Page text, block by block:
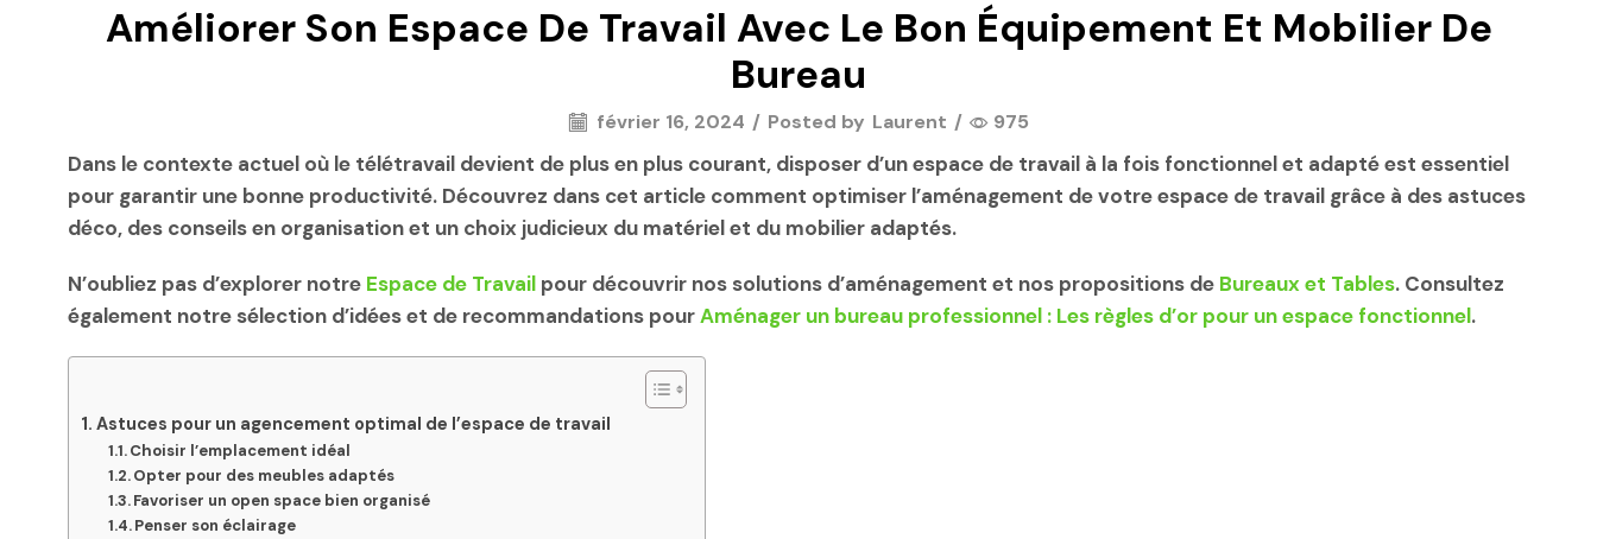
Améliorer Son Espace De Travail Avec Le Bon Équipement Et Mobilier De
Bureau
février 16, 2024 / Posted by Laurent / 975
Dans le contexte actuel où le télétravail devient de plus en plus courant, disposer d’un espace de travail à la fois fonctionnel et adapté est essentiel
pour garantir une bonne productivité. Découvrez dans cet article comment optimiser l’aménagement de votre espace de travail grâce à des astuces
déco, des conseils en organisation et un choix judicieux du matériel et du mobilier adaptés.
N’oubliez pas d’explorer notre Espace de Travail pour découvrir nos solutions d’aménagement et nos propositions de Bureaux et Tables. Consultez
également notre sélection d’idées et de recommandations pourAménager un bureau professionnel : Les règles d’or pour un espace fonctionnel.
Astuces pour un agencement optimal de l’espace de travail
Choisir l’emplacement idéal
Opter pour des meubles adaptés
Favoriser un open space bien organisé
Penser son éclairage